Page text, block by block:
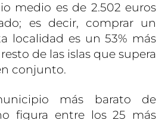
medio es de 2.502 euros
es decir, comprar un
localidad es un 53% más
de las islas que supera
conjunto.
más barato de
figura entre los 25 más